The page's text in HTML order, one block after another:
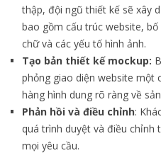
thập, đội ngũ thiết kế sẽ xây
bao gồm cấu trúc website,
chữ và các yếu tố hình ảnh.
Tạo bản thiết kế mockup:
phỏng giao diện website một
hàng hình dung rõ ràng về
Phản hồi và điều chỉnh:
quá trình duyệt và điều
mọi yêu cầu.